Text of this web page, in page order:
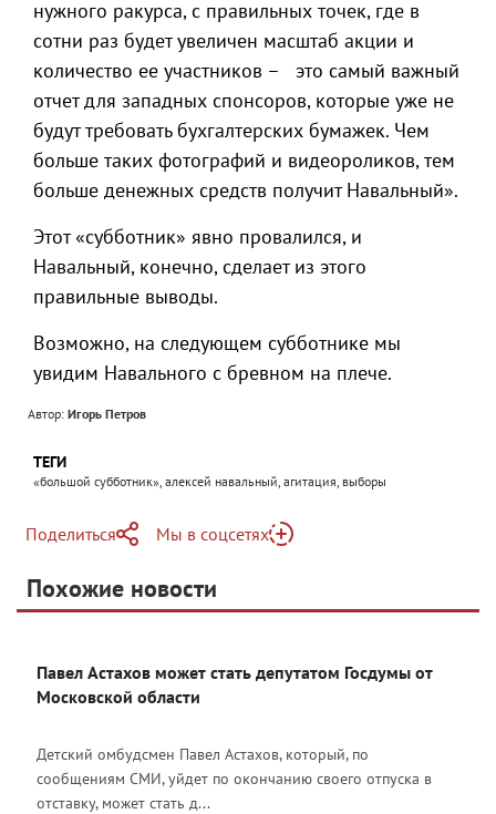
нужного ракурса, с правильных точек, где в
сотни раз будет увеличен масштаб акции и
количество ее участников – это самый важный
отчет для западных спонсоров, которые уже не
будут требовать бухгалтерских бумажек. Чем
больше таких фотографий и видеороликов, тем
больше денежных средств получит Навальный».
Этот «субботник» явно провалился, и
Навальный, конечно, сделает из этого
правильные выводы.
Возможно, на следующем субботнике мы
увидим Навального с бревном на плече.
Автор: Игорь Петров
ТЕГИ
«большой субботник», алексей навальный, агитация, выборы
Поделиться
Telegram
Одноклассники
Мы в соцсетях
Яндекс Дзен
Похожие новости
Павел Астахов может стать депутатом Госдумы от
Московской области
Детский омбудсмен Павел Астахов, который, по
сообщениям СМИ, уйдет по окончанию своего отпуска в
отставку, может стать д...